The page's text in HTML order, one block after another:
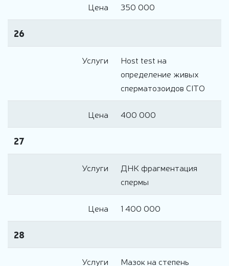
Цена 350 000
26
Услуги
Host test на
определение живых
сперматозоидов CITO
Цена 400 000
27
Услуги
ДНК фрагментация
спермы
Цена 1 400 000
28
Услуги Мазок на степень